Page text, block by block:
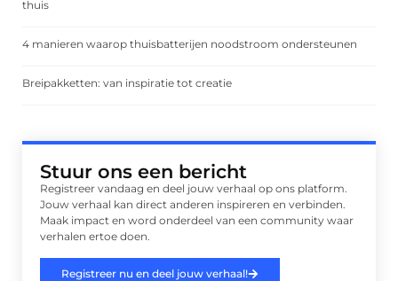
thuis
4 manieren waarop thuisbatterijen noodstroom ondersteunen
Breipakketten: van inspiratie tot creatie
Stuur ons een bericht
Registreer vandaag en deel jouw verhaal op ons platform.
Jouw verhaal kan direct anderen inspireren en verbinden.
Maak impact en word onderdeel van een community waar
verhalen ertoe doen.
Registreer nu en deel jouw verhaal!